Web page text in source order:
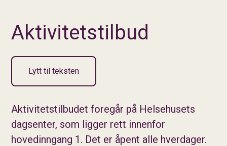
Aktivitetstilbud
Lytt til teksten
Aktivitetstilbudet foregår på Helsehusets
dagsenter, som ligger rett innenfor
hovedinngang 1. Det er åpent alle hverdager.